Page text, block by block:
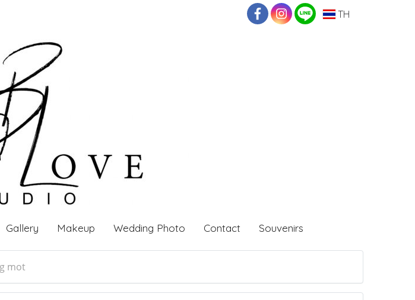
TH
Gallery Makeup Wedding Photo Contact Souvenirs
mot